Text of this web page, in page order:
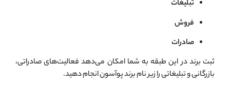
تبليغات
فروش
صادرات
ثبت برند در این طبقه به شما امکان می‌دهد فعالیت‌های صادراتی،
بازرگانی و تبلیغاتی را زیر نام برند پوآسون انجام دهید.